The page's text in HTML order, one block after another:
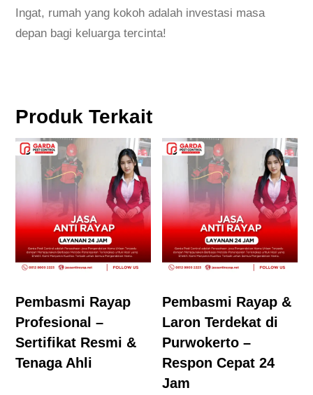
Ingat, rumah yang kokoh adalah investasi masa
depan bagi keluarga tercinta!
Produk Terkait
Pembasmi Rayap
Profesional –
Sertifikat Resmi &
Tenaga Ahli
Pembasmi Rayap &
Laron Terdekat di
Purwokerto –
Respon Cepat 24
Jam